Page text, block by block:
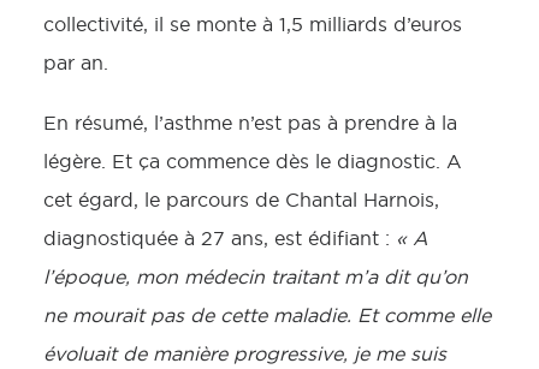
collectivité, il se monte à 1,5 milliards d’euros
par an.
En résumé, l’asthme n’est pas à prendre à la
légère. Et ça commence dès le diagnostic. A
cet égard, le parcours de Chantal Harnois,
diagnostiquée à 27 ans, est édifiant : « A
l’époque, mon médecin traitant m’a dit qu’on
ne mourait pas de cette maladie. Et comme elle
évoluait de manière progressive, je me suis